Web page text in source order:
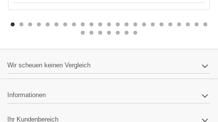
Wir scheuen keinen Vergleich
Informationen
Ihr Kundenbereich